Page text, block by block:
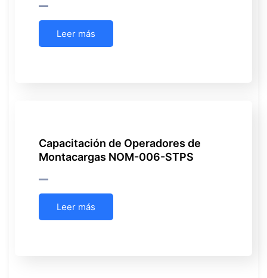
Leer más
Capacitación de Operadores de
Montacargas NOM-006-STPS
Leer más